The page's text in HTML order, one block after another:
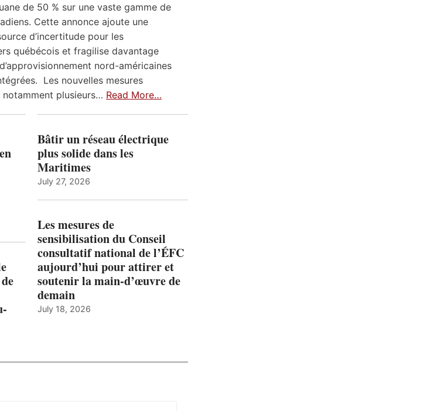
de 50 % sur une vaste gamme de
Cette annonce ajoute une
d’incertitude pour les
québécois et fragilise davantage
nord-américaines
Les nouvelles mesures
plusieurs… Read More…
Bâtir un réseau électrique
plus solide dans les
Maritimes
July 27, 2026
Les mesures de
sensibilisation du Conseil
consultatif national de l’ÉFC
aujourd’hui pour attirer et
soutenir la main-d’œuvre de
demain
July 18, 2026